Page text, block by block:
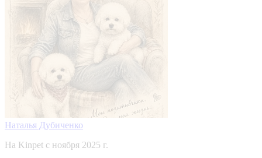
Наталья Дубиченко
На Kinpet c ноября 2025 г.